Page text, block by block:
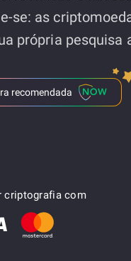
se: as
própria pesquisa
recomendada
criptografia com